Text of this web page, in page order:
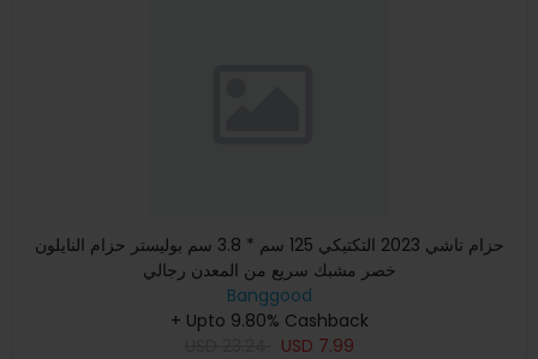
حزام تاشي 2023 التكتيكي 125 سم * 3.8 سم بوليستر حزام النايلون
خصر مشبك سريع من المعدن رجالي
Banggood
+ Upto 9.80% Cashback
USD 7.99